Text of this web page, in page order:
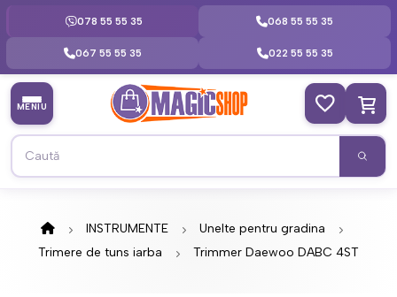
078 55 55 35 068 55 55 35
067 55 55 35 022 55 55 35
MENIU
INSTRUMENTE
Unelte pentru gradina
Trimere de tuns iarba
Trimmer Daewoo DABC 4ST